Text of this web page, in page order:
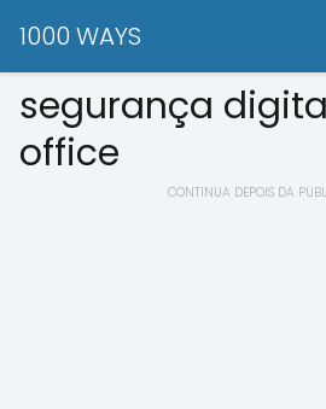
1000 WAYS
segurança
office
CONTINUA DEPOIS DA